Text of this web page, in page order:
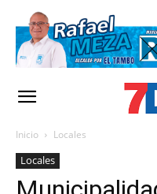
Inicio Locales
Locales